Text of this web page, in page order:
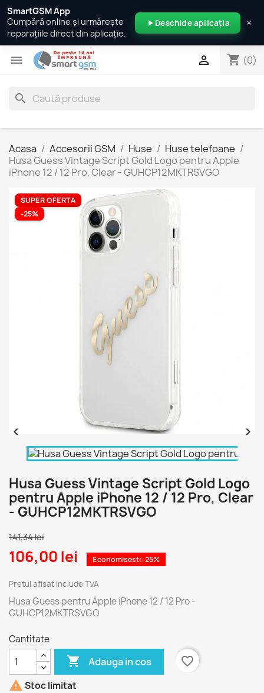
 shopping_cart (0)

search
Acasa Accesorii GSM Huse
Huse telefoane
Husa Guess Vintage Script Gold Logo pentru Apple
iPhone 12 / 12 Pro, Clear - GUHCP12MKTRSVGO
SUPER OFERTA
-25%
 
Husa Guess Vintage Script Gold Logo
pentru Apple iPhone 12 / 12 Pro, Clear
- GUHCP12MKTRSVGO
141,34 lei
106,00 lei Economisești: 25%
Pretul afisat include TVA
Husa Guess pentru Apple iPhone 12 / 12 Pro -
GUHCP12MKTRSVGO
Cantitate
 Adauga in cos
favorite_border
 Stoc limitat
SmartGSM App
Cumpără online și urmărește
reparațiile direct din aplicație.
Deschide aplicația ×